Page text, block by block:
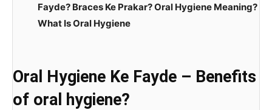
Fayde? Braces Ke Prakar? Oral Hygiene Meaning?
What Is Oral Hygiene
Oral Hygiene Ke Fayde – Benefits
of oral hygiene?